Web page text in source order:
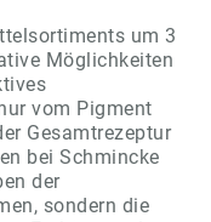
um 3
Möglichkeiten
vom Pigment
Gesamtrezeptur
bei Schmincke
der
sondern die